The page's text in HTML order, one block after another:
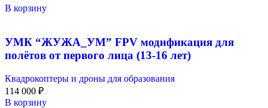
В корзину
УМК “ЖУЖА_УМ” FPV модификация для
полётов от первого лица (13-16 лет)
Квадрокоптеры и дроны для образования
114 000 ₽
В корзину